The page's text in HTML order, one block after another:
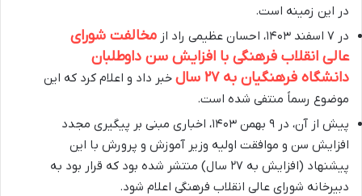
در این زمینه است.
در ۷ اسفند ۱۴۰۳، احسان عظیمی راد از
مخالفت شورای
عالی انقلاب فرهنگی با افزایش سن داوطلبان
دانشگاه فرهنگیان به ۲۷ سال
خبر داد و اعلام کرد که این
موضوع رسماً منتفی شده است.
پیش از آن، در ۹ بهمن ۱۴۰۳، اخباری مبنی بر پیگیری مجدد
افزایش سن و موافقت اولیه وزیر آموزش و پرورش با این
پیشنهاد (افزایش به ۲۷ سال) منتشر شده بود که قرار بود به
دبیرخانه شورای عالی انقلاب فرهنگی اعلام شود.